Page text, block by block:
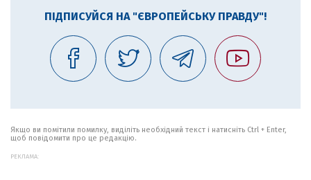
ПІДПИСУЙСЯ НА "ЄВРОПЕЙСЬКУ ПРАВДУ"!
Якщо ви помітили помилку, виділіть необхідний текст і натисніть Ctrl + Enter,
щоб повідомити про це редакцію.
РЕКЛАМА: